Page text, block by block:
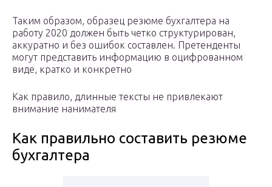
Таким образом, образец резюме бухгалтера на
работу 2020 должен быть четко структурирован,
аккуратно и без ошибок составлен. Претенденты
могут представить информацию в оцифрованном
виде, кратко и конкретно
Как правило, длинные тексты не привлекают
внимание нанимателя
Как правильно составить резюме
бухгалтера